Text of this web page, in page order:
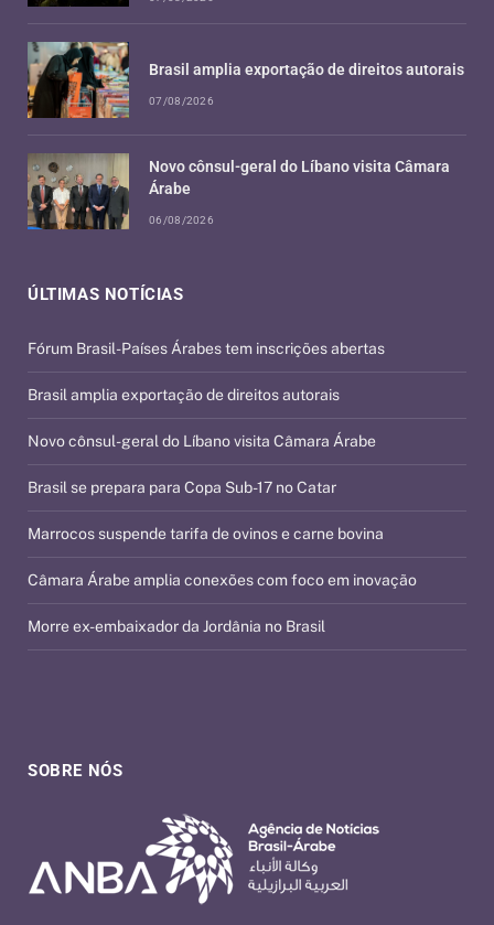
SOBRE NÓS
ÚLTIMAS NOTÍCIAS
Fórum Brasil-Países Árabes tem inscrições abertas
Brasil amplia exportação de direitos autorais
Novo cônsul-geral do Líbano visita Câmara Árabe
Brasil se prepara para Copa Sub-17 no Catar
Marrocos suspende tarifa de ovinos e carne bovina
Câmara Árabe amplia conexões com foco em inovação
Morre ex-embaixador da Jordânia no Brasil
Brasil amplia exportação de direitos autorais
07/08/2026
Novo cônsul-geral do Líbano visita Câmara
Árabe
06/08/2026